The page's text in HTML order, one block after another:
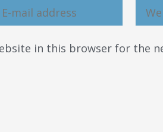
in this browser for the